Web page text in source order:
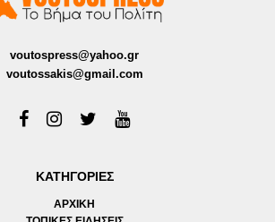
voutospress@yahoo.gr
voutossakis@gmail.com
ΚΑΤΗΓΟΡΙΕΣ
ΑΡΧΙΚΗ